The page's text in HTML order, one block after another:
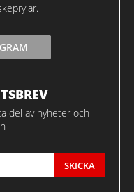
del av nyheter och
SKICKA